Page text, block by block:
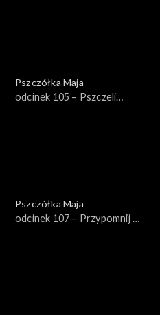
Pszczółka Maja
odcinek 105 – Pszczeli
Pszczółka Maja
odcinek 107 – Przypomnij mi,